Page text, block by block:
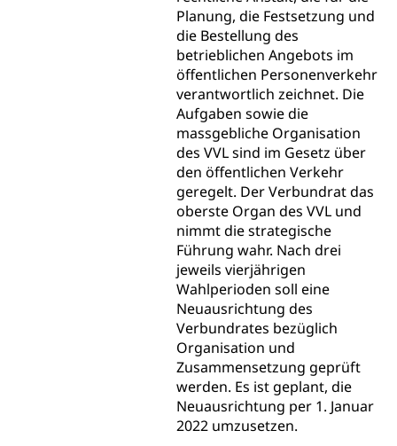
Planung, die Festsetzung und
die Bestellung des
betrieblichen Angebots im
öffentlichen Personenverkehr
verantwortlich zeichnet. Die
Aufgaben sowie die
massgebliche Organisation
des VVL sind im Gesetz über
den öffentlichen Verkehr
geregelt. Der Verbundrat das
oberste Organ des VVL und
nimmt die strategische
Führung wahr. Nach drei
jeweils vierjährigen
Wahlperioden soll eine
Neuausrichtung des
Verbundrates bezüglich
Organisation und
Zusammensetzung geprüft
werden. Es ist geplant, die
Neuausrichtung per 1. Januar
2022 umzusetzen.
Zentrum für Brückenangebote
Studienwahl- und Studienbearatung
Fachklasse Grafik
Gesundheitsmittelschule
Informatikmittelschule
Wirtschaftsmittelschule
FMS und Vollzeitschulen mit BM
Kantonale Sportcamps
Primarschule
Sekundarschule
Schulpflicht
Kindergarten & Basisstufe
Förderangebote
Sonderschulung
Musikschulen
Schulferien
Früherziehung
Schuldienste
Betreuungsangebote
Schulliste
Heilpädagogische Schulen
Freiwilliger Schulsport
Stipendien und Darlehen
Studienbeihilfe, Stipendien, Ausbildungsdarlehen
Stipendien Universität Luzern unilu
Finanzielle Unterstützung für Ausbildung
Pflege HF oder Studium Pflege FH
Fachstelle Stipendien (beruf.lu.ch)
Studienbeiträge Höhere Berufsbildung
Finanzielle Unterstützung Pädagogische
Hochschule PHLU
Stipendien Hochschule Luzern hslu
Technische Hochschule, Studium,
Hochschulstudium, Universitätsstudium,
universitäre Ausbildung, akademische Ausbildung,
Hochschulbildung, Hochschule, universitäre
Hochschule, Bachelor, Master, Doktorat,
Weiterbildung, Forschung, Entwicklung,
Dienstleistungen, Hochschule Luzern,
Fachhochschule Zentralschweiz, HSLU,
Pädagogische Hochschule Luzern, PH Luzern, UniLU,
swissuniversities (Dachorganisation der Schweizer
swissuniversities
Universität Luzern
Fachstelle Hochschulbildung
Kindergarten, Kinderkrippe, Krippe, Kinderhort,
Kindertagesstätte, Spielgruppe, Tagesmutter,
Freiwilliges Kindergarten Jahr
Kinderbetreuung